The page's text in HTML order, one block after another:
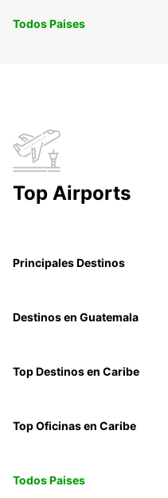
Todos Paises
Top Airports
Principales Destinos
Destinos en Guatemala
Top Destinos en Caribe
Top Oficinas en Caribe
Todos Paises